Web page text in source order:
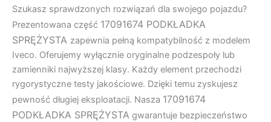
Szukasz sprawdzonych rozwiązań dla swojego pojazdu?
Prezentowana część 17091674 PODKŁADKA
SPRĘŻYSTA zapewnia pełną kompatybilność z modelem
Iveco. Oferujemy wyłącznie oryginalne podzespoły lub
zamienniki najwyższej klasy. Każdy element przechodzi
rygorystyczne testy jakościowe. Dzięki temu zyskujesz
pewność długiej eksploatacji. Nasza 17091674
PODKŁADKA SPRĘŻYSTA gwarantuje bezpieczeństwo